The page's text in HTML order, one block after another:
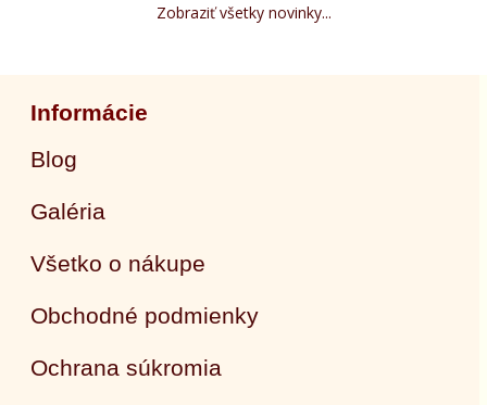
Zobraziť všetky novinky...
Informácie
Blog
Galéria
Všetko o nákupe
Obchodné podmienky
Ochrana súkromia